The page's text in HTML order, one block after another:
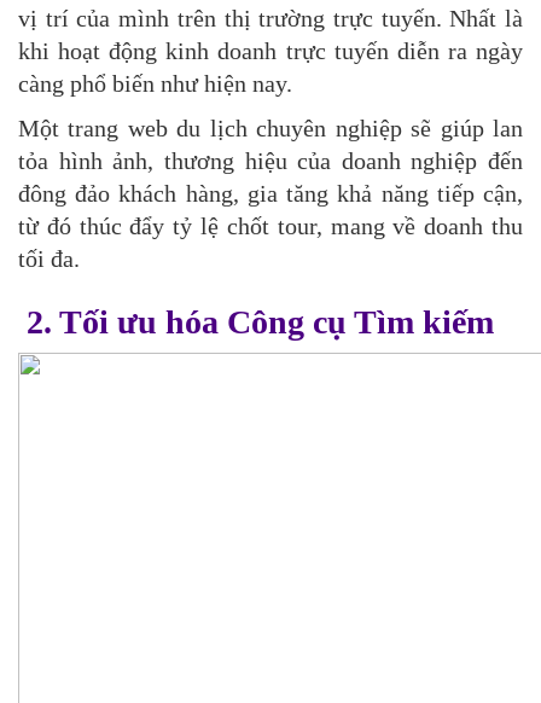
vị trí của mình trên thị trường trực tuyến. Nhất là
khi hoạt động kinh doanh trực tuyến diễn ra ngày
càng phổ biến như hiện nay.
Một trang web du lịch chuyên nghiệp sẽ giúp lan
tỏa hình ảnh, thương hiệu của doanh nghiệp đến
đông đảo khách hàng, gia tăng khả năng tiếp cận,
từ đó thúc đẩy tỷ lệ chốt tour, mang về doanh thu
tối đa.
2. Tối ưu hóa Công cụ Tìm kiếm